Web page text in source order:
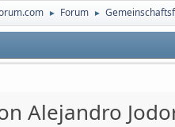
► Forum ►
Alejandro